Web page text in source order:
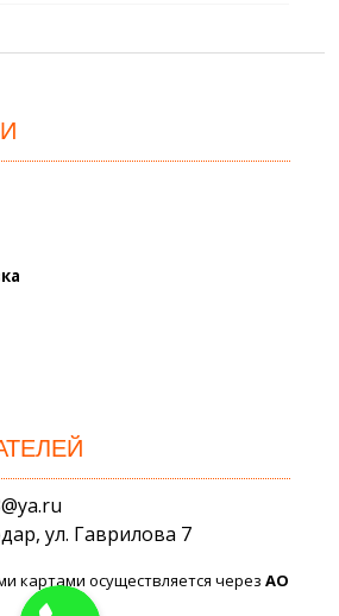
ул. Гаврилова 7
картами осуществляется черезАО